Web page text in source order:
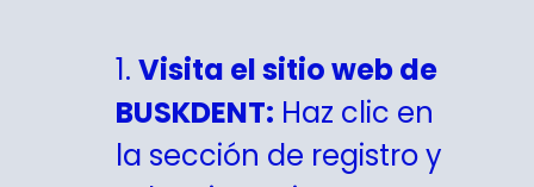
1. Visita el sitio web de
BUSKDENT: Haz clic en
la sección de registro y